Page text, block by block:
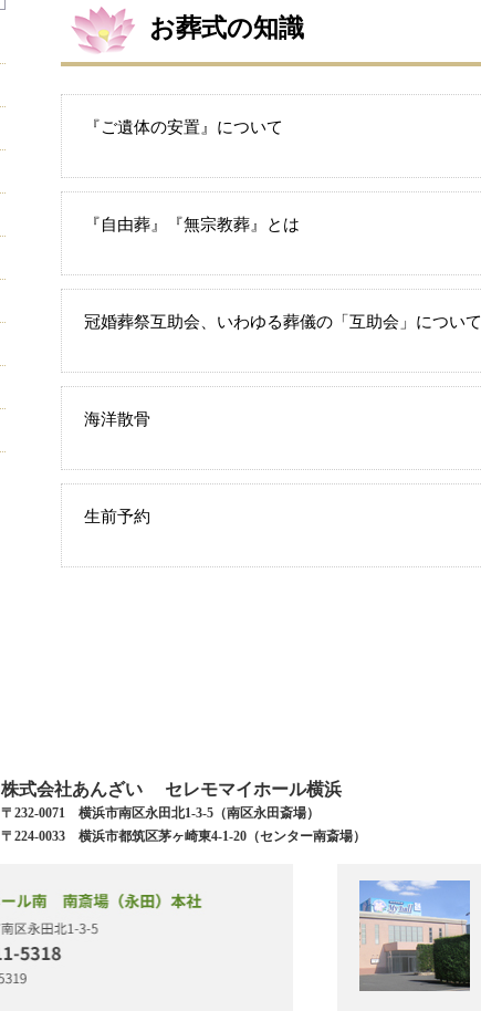
お葬式の知識
『ご遺体の安置』について
『自由葬』『無宗教葬』とは
冠婚葬祭互助会、いわゆる葬儀の「互助会」について
海洋散骨
生前予約
株式会社あんざい セレモマイホール横浜
〒232-0071 横浜市南区永田北1-3-5（南区永田斎場）
〒224-0033 横浜市都筑区茅ヶ崎東4-1-20（センター南斎場）